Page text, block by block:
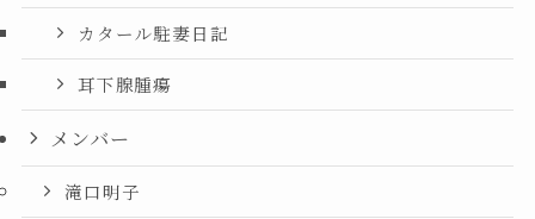
カタール駐妻日記
耳下腺腫瘍
メンバー
滝口明子